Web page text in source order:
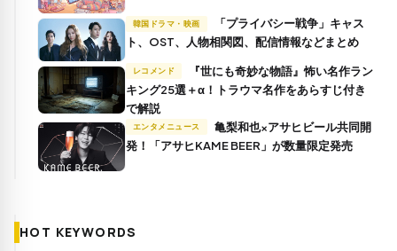
韓国ドラマ・映画
ト、OST、人物相関図、配信情報などまとめ
レコメンド
キング25選＋α！トラウマ名作をあらすじ付き
で解説
エンタメニュース
発！「アサヒKAME BEER」が数量限定発売
HOT KEYWORDS